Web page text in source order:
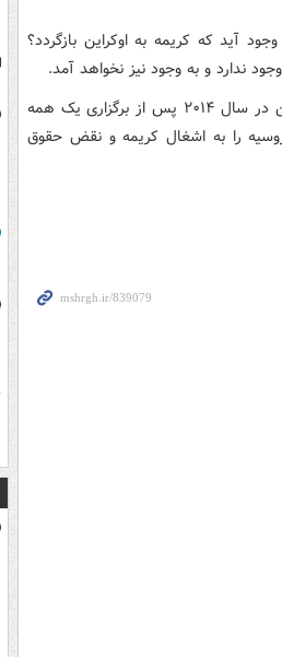
آید که کریمه به اوکراین بازگردد؟
ندارد و به وجود نیز نخواهد آمد.
واقع در جنوب اوکراین در سال ۲۰۱۴ پس از برگزاری یک همه
را به اشغال کریمه و نقض حقوق